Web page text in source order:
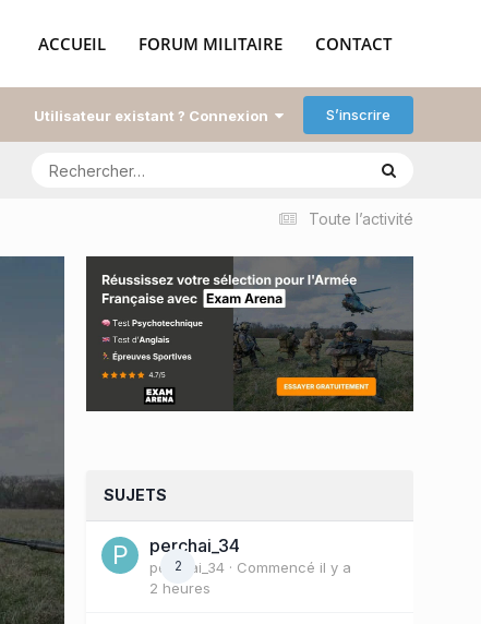
ACCUEIL FORUM MILITAIRE CONTACT
Utilisateur existant ? Connexion S’inscrire
Toute l’activité
SUJETS
2
perchai_34
perchai_34 · Commencé il y a
2 heures